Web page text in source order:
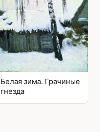
Белая зима. Грачиные
гнезда